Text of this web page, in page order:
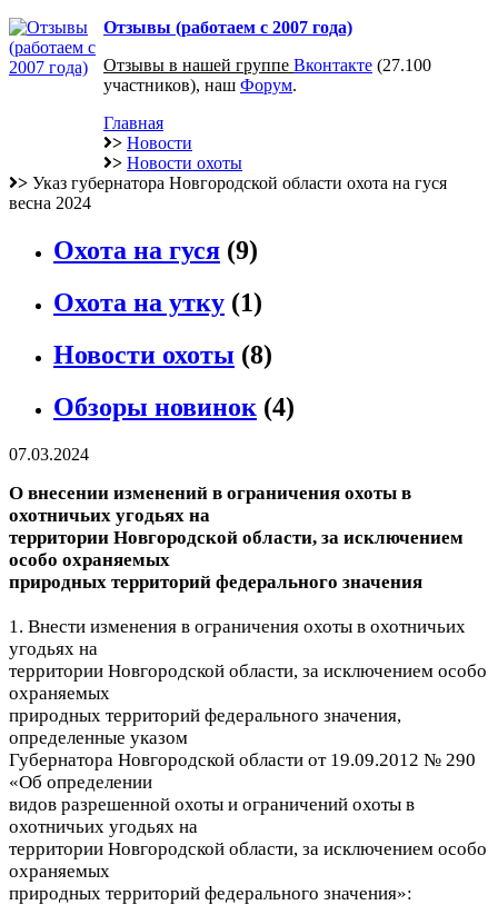
Отзывы (работаем с 2007 года)
Отзывы в нашей группе Вконтакте (27.100
участников), наш Форум.
Главная
> Новости
> Новости охоты
> Указ губернатора Новгородской области охота на гуся
весна 2024
Охота на гуся (9)
Охота на утку (1)
Новости охоты (8)
Обзоры новинок (4)
07.03.2024
О внесении изменений в ограничения охоты в
охотничьих угодьях на
территории Новгородской области, за исключением
особо охраняемых
природных территорий федерального значения
1. Внести изменения в ограничения охоты в охотничьих
угодьях на
территории Новгородской области, за исключением особо
охраняемых
природных территорий федерального значения,
определенные указом
Губернатора Новгородской области от 19.09.2012 № 290
«Об определении
видов разрешенной охоты и ограничений охоты в
охотничьих угодьях на
территории Новгородской области, за исключением особо
охраняемых
природных территорий федерального значения»: